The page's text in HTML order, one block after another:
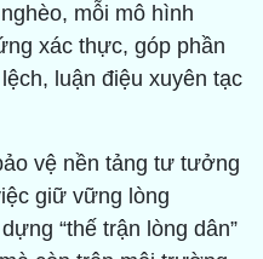
mỗi mô hình
xác thực, góp phần
luận điệu xuyên tạc
vệ nền tảng tư tưởng
giữ vững lòng
“thế trận lòng dân”